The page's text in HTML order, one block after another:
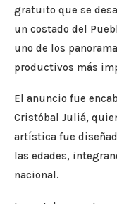
gratuito que se
un costado del
uno de los
productivos más
El anuncio fue
Cristóbal Juliá,
artística fue
las edades,
nacional.